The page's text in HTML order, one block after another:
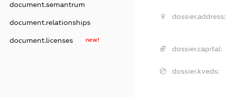
document.semantrum
document.relationships
document.licenses new!
dossier.address:
dossier.capital:
dossier.kveds: